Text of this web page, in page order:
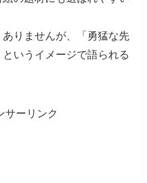
りませんが、「勇猛な先
いうイメージで語られる
サーリンク